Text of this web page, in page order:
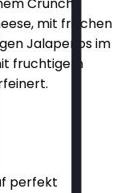
mit frischen
Jalapeños im
fruchtigem
perfekt